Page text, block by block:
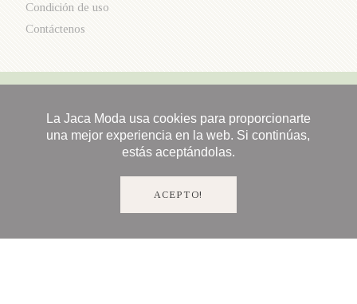
Condición de uso
Contáctenos
La Jaca Moda usa cookies para proporcionarte
una mejor experiencia en la web. Si continúas,
estás aceptándolas.
ACEPTO!